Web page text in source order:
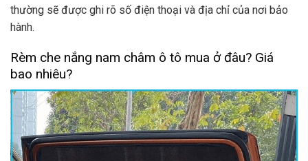
thường sẽ được ghi rõ số điện thoại và địa chỉ của nơi bảo
hành.
Rèm che nắng nam châm ô tô mua ở đâu? Giá
bao nhiêu?